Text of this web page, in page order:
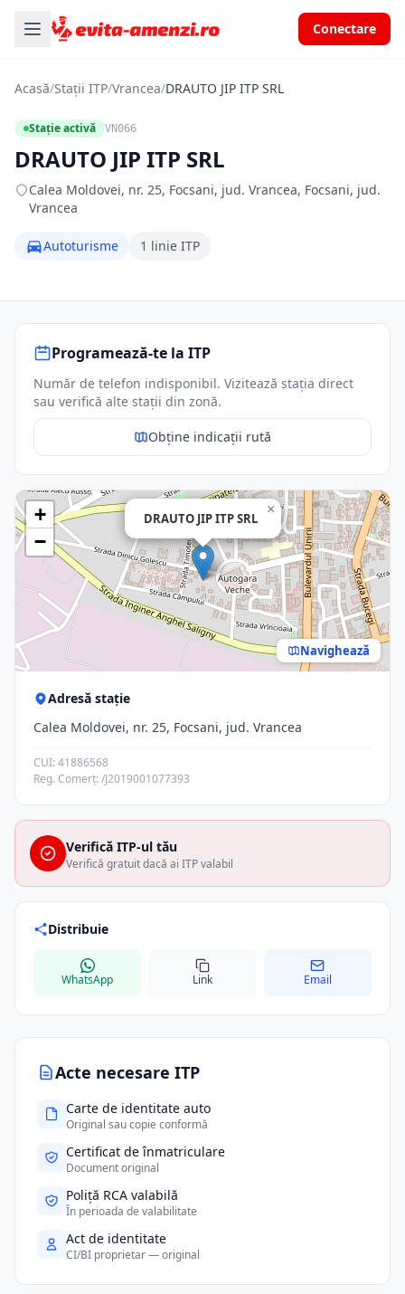
Conectare
Acasă/Stații ITP/Vrancea/DRAUTO JIP ITP SRL
Stație activă VN066
DRAUTO JIP ITP SRL
Calea Moldovei, nr. 25, Focsani, jud. Vrancea, Focsani, jud.
Vrancea
Autoturisme 1 linie ITP
Acte necesare ITP
Carte de identitate auto
Original sau copie conformă
Certificat de înmatriculare
Document original
Poliță RCA valabilă
În perioada de valabilitate
Act de identitate
CI/BI proprietar — original
Programează-te la ITP
Număr de telefon indisponibil. Vizitează stația direct
sau verifică alte stații din zonă.
Obține indicații rută
DRAUTO JIP ITP SRL
×
+
−
Navighează
Adresă stație
Calea Moldovei, nr. 25, Focsani, jud. Vrancea
CUI: 41886568
Reg. Comerț: /J2019001077393
Verifică ITP-ul tău
Verifică gratuit dacă ai ITP valabil
Distribuie
WhatsApp Link Email